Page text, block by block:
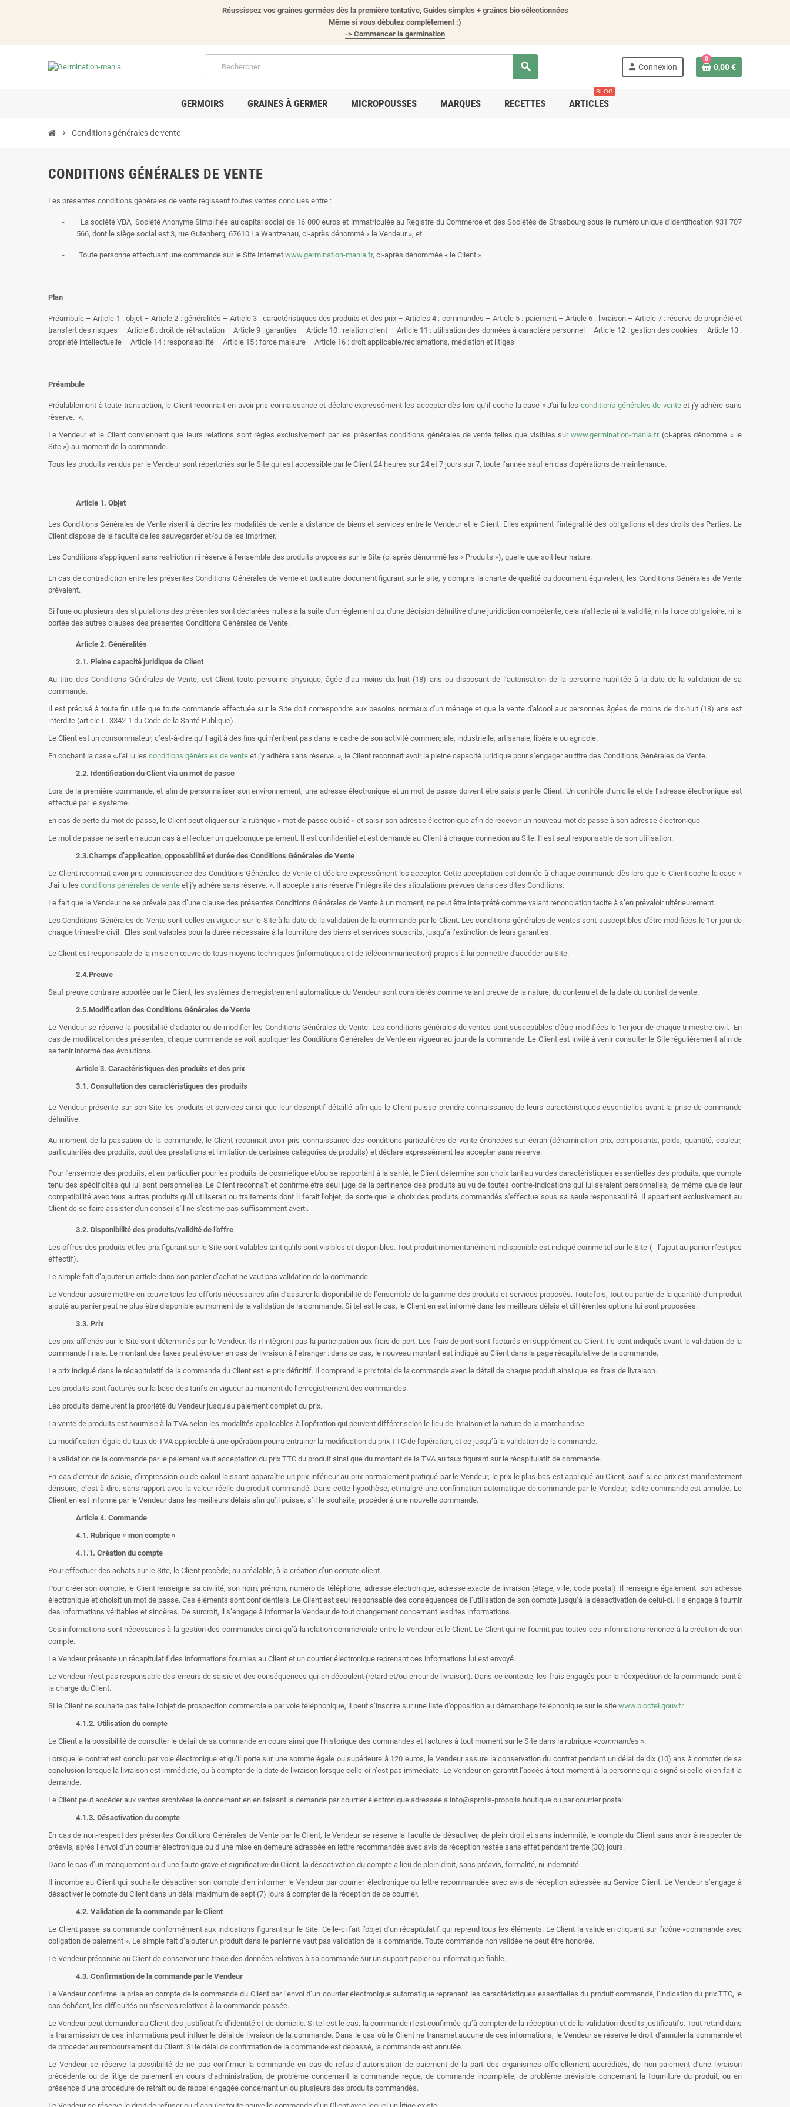
Réussissez vos graines germées dès la première tentative, Guides simples + graines bio sélectionnées
Même si vous débutez complètement :)
-> Commencer la germination
search person Connexion
0
0,00 €
GERMOIRS GRAINES À GERMER MICROPOUSSES MARQUES RECETTES ARTICLES
BLOG
chevron_right Conditions générales de vente
CONDITIONS GÉNÉRALES DE VENTE
Les présentes conditions générales de vente régissent toutes ventes conclues entre :
-
La société VBA, Société Anonyme Simplifiée au capital social de 16 000 euros et immatriculée au Registre du Commerce et des Sociétés de Strasbourg sous le numéro unique d'identification 931 707
566, dont le siège social est 3, rue Gutenberg, 67610 La Wantzenau, ci-après dénommé « le Vendeur », et
- Toute personne effectuant une commande sur le Site Internet www.germination-mania.fr, ci-après dénommée « le Client »
Plan
Préambule – Article 1 : objet – Article 2 : généralités – Article 3 : caractéristiques des produits et des prix – Articles 4 : commandes – Article 5 : paiement – Article 6 : livraison – Article 7 : réserve de propriété et
transfert des risques – Article 8 : droit de rétractation – Article 9 : garanties – Article 10 : relation client – Article 11 : utilisation des données à caractère personnel – Article 12 : gestion des cookies – Article 13 :
propriété intellectuelle – Article 14 : responsabilité – Article 15 : force majeure – Article 16 : droit applicable/réclamations, médiation et litiges
Préambule
Préalablement à toute transaction, le Client reconnait en avoir pris connaissance et déclare expressément les accepter dès lors qu’il coche la case « J'ai lu les conditions générales de venteet j'y adhère sans
réserve. ».
Le Vendeur et le Client conviennent que leurs relations sont régies exclusivement par les présentes conditions générales de vente telles que visibles surwww.germination-mania.fr (ci-après dénommé « le
Site ») au moment de la commande.
Tous les produits vendus par le Vendeur sont répertoriés sur le Site qui est accessible par le Client 24 heures sur 24 et 7 jours sur 7, toute l’année sauf en cas d’opérations de maintenance.
Article 1. Objet
Les Conditions Générales de Vente visent à décrire les modalités de vente à distance de biens et services entre le Vendeur et le Client. Elles expriment l’intégralité des obligations et des droits des Parties. Le
Client dispose de la faculté de les sauvegarder et/ou de les imprimer.
Les Conditions s'appliquent sans restriction ni réserve à l'ensemble des produits proposés sur le Site (ci après dénommé les « Produits »), quelle que soit leur nature.
En cas de contradiction entre les présentes Conditions Générales de Vente et tout autre document figurant sur le site, y compris la charte de qualité ou document équivalent, les Conditions Générales de Vente
prévalent.
Si l'une ou plusieurs des stipulations des présentes sont déclarées nulles à la suite d'un règlement ou d'une décision définitive d'une juridiction compétente, cela n'affecte ni la validité, ni la force obligatoire, ni la
portée des autres clauses des présentes Conditions Générales de Vente.
Article 2. Généralités
2.1. Pleine capacité juridique de Client
Au titre des Conditions Générales de Vente, est Client toute personne physique, âgée d’au moins dix-huit (18) ans ou disposant de l’autorisation de la personne habilitée à la date de la validation de sa
commande.
Il est précisé à toute fin utile que toute commande effectuée sur le Site doit correspondre aux besoins normaux d'un ménage et que la vente d'alcool aux personnes âgées de moins de dix-huit (18) ans est
interdite (article L. 3342-1 du Code de la Santé Publique).
Le Client est un consommateur, c’est-à-dire qu’il agit à des fins qui n’entrent pas dans le cadre de son activité commerciale, industrielle, artisanale, libérale ou agricole.
En cochant la case «J'ai lu les conditions générales de vente et j'y adhère sans réserve. », le Client reconnaît avoir la pleine capacité juridique pour s’engager au titre des Conditions Générales de Vente.
2.2. Identification du Client via un mot de passe
Lors de la première commande, et afin de personnaliser son environnement, une adresse électronique et un mot de passe doivent être saisis par le Client. Un contrôle d’unicité et de l’adresse électronique est
effectué par le système.
En cas de perte du mot de passe, le Client peut cliquer sur la rubrique « mot de passe oublié » et saisir son adresse électronique afin de recevoir un nouveau mot de passe à son adresse électronique.
Le mot de passe ne sert en aucun cas à effectuer un quelconque paiement. Il est confidentiel et est demandé au Client à chaque connexion au Site. Il est seul responsable de son utilisation.
2.3.Champs d’application, opposabilité et durée des Conditions Générales de Vente
Le Client reconnait avoir pris connaissance des Conditions Générales de Vente et déclare expressément les accepter. Cette acceptation est donnée à chaque commande dès lors que le Client coche la case «
J'ai lu les conditions générales de vente et j'y adhère sans réserve. ». Il accepte sans réserve l’intégralité des stipulations prévues dans ces dites Conditions.
Le fait que le Vendeur ne se prévale pas d’une clause des présentes Conditions Générales de Vente à un moment, ne peut être interprété comme valant renonciation tacite à s’en prévaloir ultérieurement.
Les Conditions Générales de Vente sont celles en vigueur sur le Site à la date de la validation de la commande par le Client. Les conditions générales de ventes sont susceptibles d'être modifiées le 1er jour de
chaque trimestre civil. Elles sont valables pour la durée nécessaire à la fourniture des biens et services souscrits, jusqu’à l’extinction de leurs garanties.
Le Client est responsable de la mise en œuvre de tous moyens techniques (informatiques et de télécommunication) propres à lui permettre d'accéder au Site.
2.4.Preuve
Sauf preuve contraire apportée par le Client, les systèmes d’enregistrement automatique du Vendeur sont considérés comme valant preuve de la nature, du contenu et de la date du contrat de vente.
2.5.Modification des Conditions Générales de Vente
Le Vendeur se réserve la possibilité d’adapter ou de modifier les Conditions Générales de Vente. Les conditions générales de ventes sont susceptibles d'être modifiées le 1er jour de chaque trimestre civil. En
cas de modification des présentes, chaque commande se voit appliquer les Conditions Générales de Vente en vigueur au jour de la commande. Le Client est invité à venir consulter le Site régulièrement afin de
se tenir informé des évolutions.
Article 3. Caractéristiques des produits et des prix
3.1. Consultation des caractéristiques des produits
Le Vendeur présente sur son Site les produits et services ainsi que leur descriptif détaillé afin que le Client puisse prendre connaissance de leurs caractéristiques essentielles avant la prise de commande
définitive.
Au moment de la passation de la commande, le Client reconnait avoir pris connaissance des conditions particulières de vente énoncées sur écran (dénomination prix, composants, poids, quantité, couleur,
particularités des produits, coût des prestations et limitation de certaines catégories de produits) et déclare expressément les accepter sans réserve.
Pour l'ensemble des produits, et en particulier pour les produits de cosmétique et/ou se rapportant à la santé, le Client détermine son choix tant au vu des caractéristiques essentielles des produits, que compte
tenu des spécificités qui lui sont personnelles. Le Client reconnaît et confirme être seul juge de la pertinence des produits au vu de toutes contre-indications qui lui seraient personnelles, de même que de leur
compatibilité avec tous autres produits qu'il utiliserait ou traitements dont il ferait l'objet, de sorte que le choix des produits commandés s'effectue sous sa seule responsabilité. Il appartient exclusivement au
Client de se faire assister d'un conseil s'il ne s'estime pas suffisamment averti.
3.2. Disponibilité des produits/validité de l’offre
Les offres des produits et les prix figurant sur le Site sont valables tant qu’ils sont visibles et disponibles. Tout produit momentanément indisponible est indiqué comme tel sur le Site (= l’ajout au panier n’est pas
effectif).
Le simple fait d’ajouter un article dans son panier d’achat ne vaut pas validation de la commande.
Le Vendeur assure mettre en œuvre tous les efforts nécessaires afin d’assurer la disponibilité de l’ensemble de la gamme des produits et services proposés. Toutefois, tout ou partie de la quantité d’un produit
ajouté au panier peut ne plus être disponible au moment de la validation de la commande. Si tel est le cas, le Client en est informé dans les meilleurs délais et différentes options lui sont proposées.
3.3. Prix
Les prix affichés sur le Site sont déterminés par le Vendeur. Ils n’intègrent pas la participation aux frais de port. Les frais de port sont facturés en supplément au Client. Ils sont indiqués avant la validation de la
commande finale. Le montant des taxes peut évoluer en cas de livraison à l’étranger : dans ce cas, le nouveau montant est indiqué au Client dans la page récapitulative de la commande.
Le prix indiqué dans le récapitulatif de la commande du Client est le prix définitif. Il comprend le prix total de la commande avec le détail de chaque produit ainsi que les frais de livraison.
Les produits sont facturés sur la base des tarifs en vigueur au moment de l’enregistrement des commandes.
Les produits demeurent la propriété du Vendeur jusqu’au paiement complet du prix.
La vente de produits est soumise à la TVA selon les modalités applicables à l’opération qui peuvent différer selon le lieu de livraison et la nature de la marchandise.
La modification légale du taux de TVA applicable à une opération pourra entrainer la modification du prix TTC de l’opération, et ce jusqu’à la validation de la commande.
La validation de la commande par le paiement vaut acceptation du prix TTC du produit ainsi que du montant de la TVA au taux figurant sur le récapitulatif de commande.
En cas d’erreur de saisie, d’impression ou de calcul laissant apparaître un prix inférieur au prix normalement pratiqué par le Vendeur, le prix le plus bas est appliqué au Client, sauf si ce prix est manifestement
dérisoire, c’est-à-dire, sans rapport avec la valeur réelle du produit commandé. Dans cette hypothèse, et malgré une confirmation automatique de commande par le Vendeur, ladite commande est annulée. Le
Client en est informé par le Vendeur dans les meilleurs délais afin qu’il puisse, s’il le souhaite, procéder à une nouvelle commande.
Article 4. Commande
4.1. Rubrique « mon compte »
4.1.1. Création du compte
Pour effectuer des achats sur le Site, le Client procède, au préalable, à la création d’un compte client.
Pour créer son compte, le Client renseigne sa civilité, son nom, prénom, numéro de téléphone, adresse électronique, adresse exacte de livraison (étage, ville, code postal). Il renseigne également son adresse
électronique et choisit un mot de passe. Ces éléments sont confidentiels. Le Client est seul responsable des conséquences de l’utilisation de son compte jusqu’à la désactivation de celui-ci. Il s’engage à fournir
des informations véritables et sincères. De surcroit, il s’engage à informer le Vendeur de tout changement concernant lesdites informations.
Ces informations sont nécessaires à la gestion des commandes ainsi qu’à la relation commerciale entre le Vendeur et le Client. Le Client qui ne fournit pas toutes ces informations renonce à la création de son
compte.
Le Vendeur présente un récapitulatif des informations fournies au Client et un courrier électronique reprenant ces informations lui est envoyé.
Le Vendeur n’est pas responsable des erreurs de saisie et des conséquences qui en découlent (retard et/ou erreur de livraison). Dans ce contexte, les frais engagés pour la réexpédition de la commande sont à
la charge du Client.
Si le Client ne souhaite pas faire l’objet de prospection commerciale par voie téléphonique, il peut s’inscrire sur une liste d’opposition au démarchage téléphonique sur le site www.bloctel.gouv.fr.
4.1.2. Utilisation du compte
Le Client a la possibilité de consulter le détail de sa commande en cours ainsi que l’historique des commandes et factures à tout moment sur le Site dans la rubrique «commandes ».
Lorsque le contrat est conclu par voie électronique et qu’il porte sur une somme égale ou supérieure à 120 euros, le Vendeur assure la conservation du contrat pendant un délai de dix (10) ans à compter de sa
conclusion lorsque la livraison est immédiate, ou à compter de la date de livraison lorsque celle-ci n’est pas immédiate. Le Vendeur en garantit l’accès à tout moment à la personne qui a signé si celle-ci en fait la
demande.
Le Client peut accéder aux ventes archivées le concernant en en faisant la demande par courrier électronique adressée à info@aprolis-propolis.boutique ou par courrier postal.
4.1.3. Désactivation du compte
En cas de non-respect des présentes Conditions Générales de Vente par le Client, le Vendeur se réserve la faculté de désactiver, de plein droit et sans indemnité, le compte du Client sans avoir à respecter de
préavis, après l’envoi d’un courrier électronique ou d’une mise en demeure adressée en lettre recommandée avec avis de réception restée sans effet pendant trente (30) jours.
Dans le cas d’un manquement ou d’une faute grave et significative du Client, la désactivation du compte a lieu de plein droit, sans préavis, formalité, ni indemnité.
Il incombe au Client qui souhaite désactiver son compte d’en informer le Vendeur par courrier électronique ou lettre recommandée avec avis de réception adressée au Service Client. Le Vendeur s’engage à
désactiver le compte du Client dans un délai maximum de sept (7) jours à compter de la réception de ce courrier.
4.2. Validation de la commande par le Client
Le Client passe sa commande conformément aux indications figurant sur le Site. Celle-ci fait l’objet d’un récapitulatif qui reprend tous les éléments. Le Client la valide en cliquant sur l’icône «commande avec
obligation de paiement ». Le simple fait d’ajouter un produit dans le panier ne vaut pas validation de la commande. Toute commande non validée ne peut être honorée.
Le Vendeur préconise au Client de conserver une trace des données relatives à sa commande sur un support papier ou informatique fiable.
4.3. Confirmation de la commande par le Vendeur
Le Vendeur confirme la prise en compte de la commande du Client par l’envoi d’un courrier électronique automatique reprenant les caractéristiques essentielles du produit commandé, l’indication du prix TTC, le
cas échéant, les difficultés ou réserves relatives à la commande passée.
Le Vendeur peut demander au Client des justificatifs d’identité et de domicile. Si tel est le cas, la commande n’est confirmée qu’à compter de la réception et de la validation desdits justificatifs. Tout retard dans
la transmission de ces informations peut influer le délai de livraison de la commande. Dans le cas où le Client ne transmet aucune de ces informations, le Vendeur se réserve le droit d’annuler la commande et
de procéder au remboursement du Client. Si le délai de confirmation de la commande est dépassé, la commande est annulée.
Le Vendeur se réserve la possibilité de ne pas confirmer la commande en cas de refus d’autorisation de paiement de la part des organismes officiellement accrédités, de non-paiement d’une livraison
précédente ou de litige de paiement en cours d’administration, de problème concernant la commande reçue, de commande incomplète, de problème prévisible concernant la fourniture du produit, ou en
présence d’une procédure de retrait ou de rappel engagée concernant un ou plusieurs des produits commandés.